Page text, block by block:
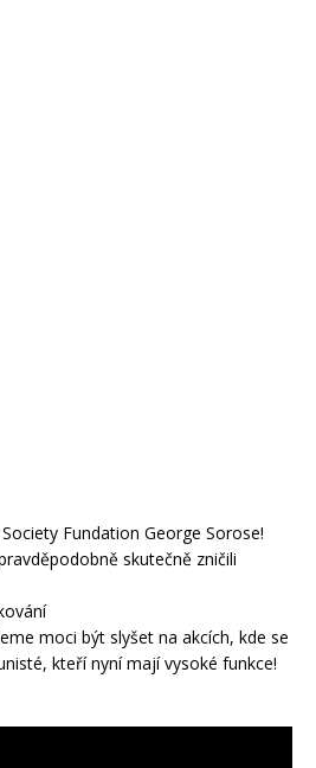
Fundation George Sorose!
skutečně zničili
moci být slyšet na akcích, kde se
kteří nyní mají vysoké funkce!